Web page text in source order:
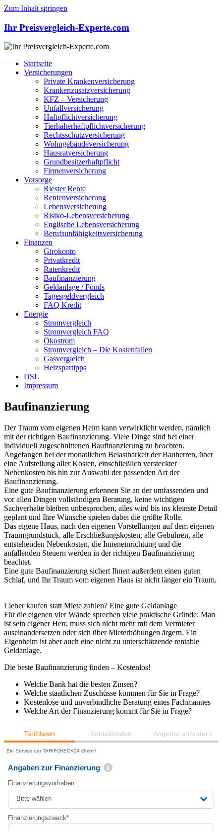
Zum Inhalt springen
Ihr Preisvergleich-Experte.com
Startseite
Versicherungen
Private Krankenversicherung
Krankenzusatzversicherung
KFZ – Versicherung
Unfallversicherung
Haftpflichtversicherung
Tierhalterhaftpflichtversicherung
Rechtsschutzversicherung
Wohngebäudeversicherung
Hausratversicherung
Grundbesitzerhaftpflicht
Firmenversicherung
Vorsorge
Riester Rente
Rentenversicherung
Lebensversicherung
Risiko-Lebensversicherung
Englische Lebensversicherung
Berufsunfähigkeitsversicherung
Finanzen
Girokonto
Privatkredit
Ratenkredit
Baufinanzierung
Geldanlage / Fonds
Tagesgeldvergleich
FAQ Kredit
Energie
Stromvergleich
Stromvergleich FAQ
Ökostrom
Stromvergleich – Die Kostenfallen
Gasvergleich
Heizspartipps
DSL
Impressum
Baufinanzierung
Der Traum vom eigenen Heim kann verwirklicht werden, nämlich
mit der richtigen Baufinanzierung. Viele Dinge sind bei einer
individuell zugeschnittenen Baufinanzierung zu beachten.
Angefangen bei der monatlichen Belastbarkeit der Bauherren, über
eine Aufstellung aller Kosten, einschließlich versteckter
Nebenkosten bis hin zur Auswahl der passenden Art der
Baufinanzierung.
Eine gute Baufinanzierung erkennen Sie an der umfassenden und
vor allen Dingen vollständigen Beratung, keine wichtigen
Sachverhalte bleiben unbesprochen, alles wird bis ins kleinste Detail
geplant und Ihre Wünsche spielen dabei die größte Rolle.
Das eigene Haus, nach den eigenen Vorstellungen auf dem eigenen
Traumgrundstück, alle Erschließungskosten, alle Gebühren, alle
entstehenden Nebenkosten, die Inneneinrichtung und die
anfallenden Steuern werden in der richtigen Baufinanzierung
beachtet.
Eine gute Baufinanzierung sichert Ihnen außerdem einen guten
Schlaf, und Ihr Traum vom eigenen Haus ist nicht länger ein Traum.
Lieber kaufen statt Miete zahlen? Eine gute Geldanlage
Für die eigenen vier Wände sprechen viele praktische Gründe: Man
ist sein eigener Herr, muss sich nicht mehr mit dem Vermieter
auseinandersetzen oder sich über Mieterhöhungen ärgern. Ein
Eigenheim ist aber auch eine nicht zu unterschätzende rentable
Geldanlage.
Die beste Baufinanzierung finden – Kostenlos!
Welche Bank hat die besten Zinsen?
Welche staatlichen Zuschüsse kommen für Sie in Frage?
Kostenlose und unverbindliche Beratung eines Fachmannes
Welche Art der Finanzierung kommt für Sie in Frage?